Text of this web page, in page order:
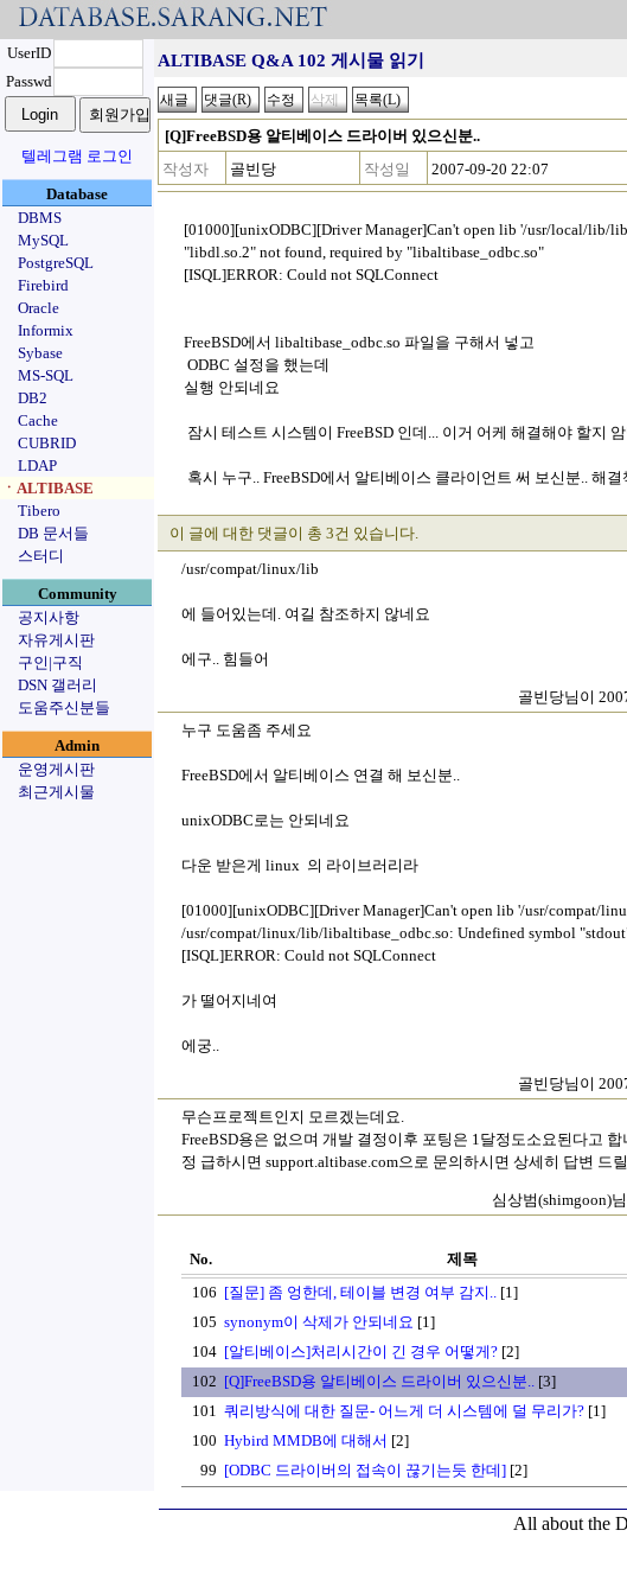
UserID
Passwd
텔레그램 로그인
Database
DBMS
MySQL
PostgreSQL
Firebird
Oracle
Informix
Sybase
MS-SQL
DB2
Cache
CUBRID
LDAP
ㆍALTIBASE
Tibero
DB 문서들
스터디
Community
공지사항
자유게시판
구인|구직
DSN 갤러리
도움주신분들
Admin
운영게시판
최근게시물
ALTIBASE Q&A 102 게시물 읽기
[Q]FreeBSD용 알티베이스 드라이버 있으신분..
작성자
골빈당 작성일 2007-09-20 22:07
[01000][unixODBC][Driver Manager]Can't open lib '/usr/local/lib/
"libdl.so.2" not found, required by "libaltibase_odbc.so"
[ISQL]ERROR: Could not SQLConnect
FreeBSD에서 libaltibase_odbc.so 파일을 구해서 넣고
ODBC 설정을 했는데
실행 안되네요
잠시 테스트 시스템이 FreeBSD 인데... 이거 어케 해결해야 할지
혹시 누구.. FreeBSD에서 알티베이스 클라이언트 써 보신분.. 해
이 글에 대한 댓글이 총 3건 있습니다.
/usr/compat/linux/lib
에 들어있는데. 여길 참조하지 않네요
에구.. 힘들어
골빈당님이
누구 도움좀 주세요
FreeBSD에서 알티베이스 연결 해 보신분..
unixODBC로는 안되네요
다운 받은게 linux 의 라이브러리라
[01000][unixODBC][Driver Manager]Can't open lib '/usr/compat/
/usr/compat/linux/lib/libaltibase_odbc.so: Undefined symbol
[ISQL]ERROR: Could not SQLConnect
가 떨어지네여
에궁..
골빈당님이
무슨프로젝트인지 모르겠는데요.
FreeBSD용은 없으며 개발 결정이후 포팅은 1달정도소요된다고 합
정 급하시면 support.altibase.com으로 문의하시면 상세히 답변 드
심상범(shimgoon)
No. 제목
106 [질문] 좀 엉한데, 테이블 변경 여부 감지.. [1]
105 synonym이 삭제가 안되네요 [1]
104 [알티베이스]처리시간이 긴 경우 어떻게? [2]
102 [Q]FreeBSD용 알티베이스 드라이버 있으신분.. [3]
101 쿼리방식에 대한 질문- 어느게 더 시스템에 덜 무리가? [1]
100 Hybird MMDB에 대해서 [2]
99 [ODBC 드라이버의 접속이 끊기는듯 한데] [2]
All about the